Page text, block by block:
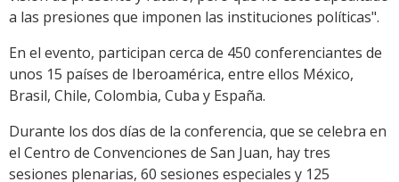
a las presiones que imponen las instituciones políticas".
En el evento, participan cerca de 450 conferenciantes de
unos 15 países de Iberoamérica, entre ellos México,
Brasil, Chile, Colombia, Cuba y España.
Durante los dos días de la conferencia, que se celebra en
el Centro de Convenciones de San Juan, hay tres
sesiones plenarias, 60 sesiones especiales y 125